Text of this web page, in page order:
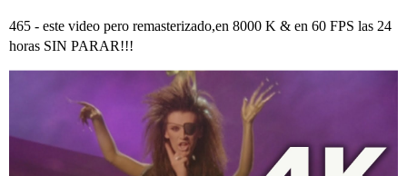
465 - este video pero remasterizado,en 8000 K & en 60 FPS las 24
horas SIN PARAR!!!